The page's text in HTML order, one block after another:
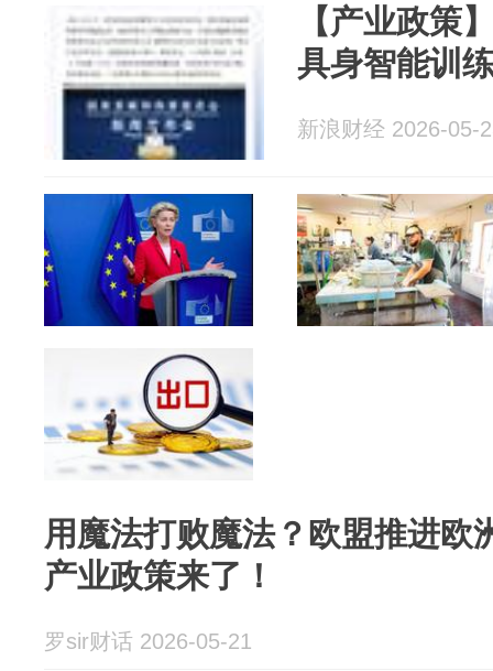
【产业政策
具身智能训
新浪财经 2026-05-
用魔法打败魔法？欧盟推进欧
产业政策来了！
罗sir财话 2026-05-21